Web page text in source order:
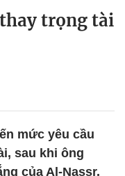
trọng tài
mức yêu cầu
sau khi ông
của Al-Nassr.